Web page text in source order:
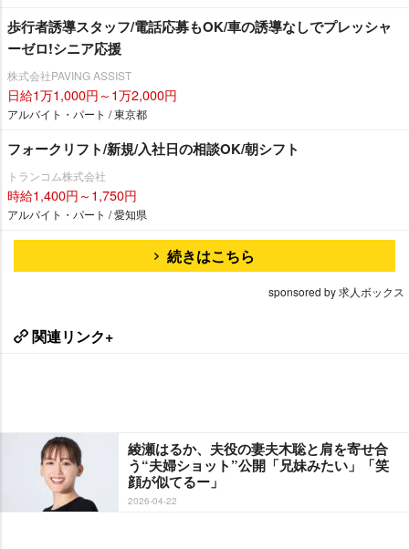
歩行者誘導スタッフ/電話応募もOK/車の誘導なしでプレッシャ
ーゼロ!シニア応援
株式会社PAVING ASSIST
日給1万1,000円～1万2,000円
アルバイト・パート / 東京都
フォークリフト/新規/入社日の相談OK/朝シフト
トランコム株式会社
時給1,400円～1,750円
アルバイト・パート / 愛知県
続きはこちら
sponsored by 求人ボックス
関連リンク+
綾瀬はるか、夫役の妻夫木聡と肩を寄せ合
う“夫婦ショット”公開「兄妹みたい」「笑
顔が似てるー」
2026-04-22